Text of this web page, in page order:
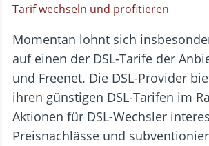
Tarif wechseln und profitieren
Momentan lohnt sich
auf einen der DSL-Tarife der
und Freenet. Die DSL-Provider
ihren günstigen DSL-Tarifen im
Aktionen für DSL-Wechsler
Preisnachlässe und